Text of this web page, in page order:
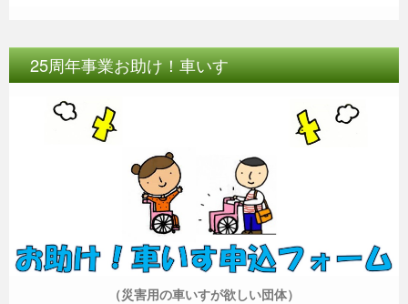
25周年事業お助け！車いす
（災害用の車いすが欲しい団体）